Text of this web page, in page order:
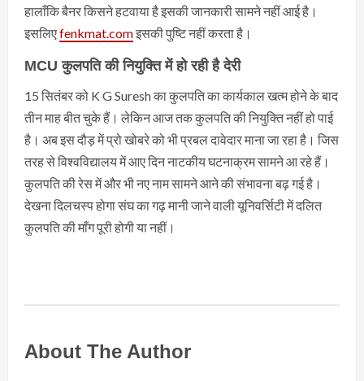
हालाँकि बैनर किसने हटवाया है इसकी जानकारी सामने नहीं आई है।
इसलिएfenkmat.comइसकी पुष्टि नहीं करता है।
MCU कुलपति की नियुक्ति में हो रही है देरी
15 सितंबर को K G Suresh का कुलपति का कार्यकाल खत्म होने के बाद
तीन माह बीत चुके हैं। लेकिन आज तक कुलपति की नियुक्ति नहीं हो पाई
है। अब इस दौड़ में प्रो खोबरे को भी प्रबल दावेदार माना जा रहा है। जिस
तरह से विश्वविद्यालय में आए दिन नाटकीय घटनाक्रम सामने आ रहे हैं।
कुलपति की रेस में और भी नए नाम सामने आने की संभावना बढ़ गई है।
देखना दिलचस्प होगा संघ का गढ़ मानी जाने वाली यूनिवर्सिटी में दलित
कुलपति की माँग पूरी होगी या नहीं।
About The Author